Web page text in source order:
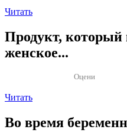
Читать
Продукт, который
женское...
Оцени
Читать
Во время